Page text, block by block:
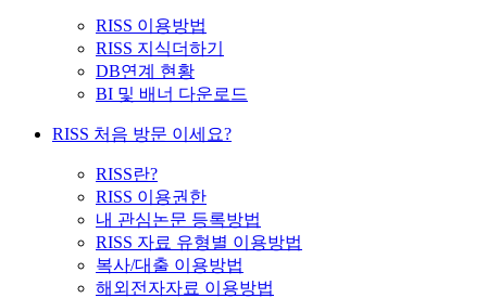
RISS 이용방법
RISS 지식더하기
DB연계 현황
BI 및 배너 다운로드
RISS 처음 방문 이세요?
RISS란?
RISS 이용권한
내 관심논문 등록방법
RISS 자료 유형별 이용방법
복사/대출 이용방법
해외전자자료 이용방법